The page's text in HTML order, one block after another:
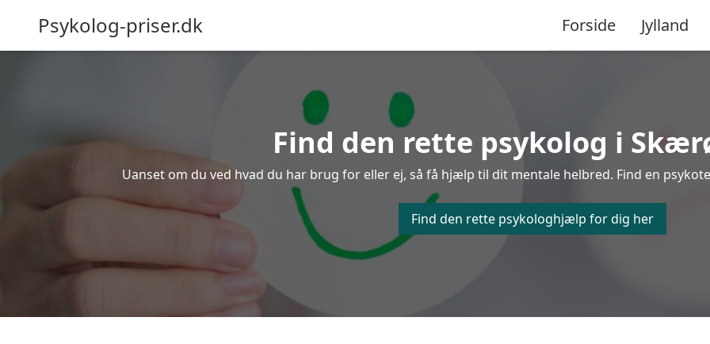
Psykolog-priser.dk Forside Jylland
Find den rette psykolog i
Uanset om du ved hvad du har brug for eller ej, så få hjælp til dit mentale helbred. Find en
Find den rette psykologhjælp for dig her